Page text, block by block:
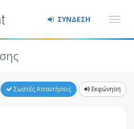
ΣΥΝΔΕΣΗ
Σωστές Απαντήσεις Εκφώνηση